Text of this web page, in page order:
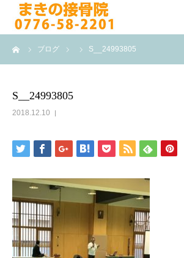
ブログ S__24993805
S__24993805
2018.12.10
HOME
医院案内
院長紹介
ブログ